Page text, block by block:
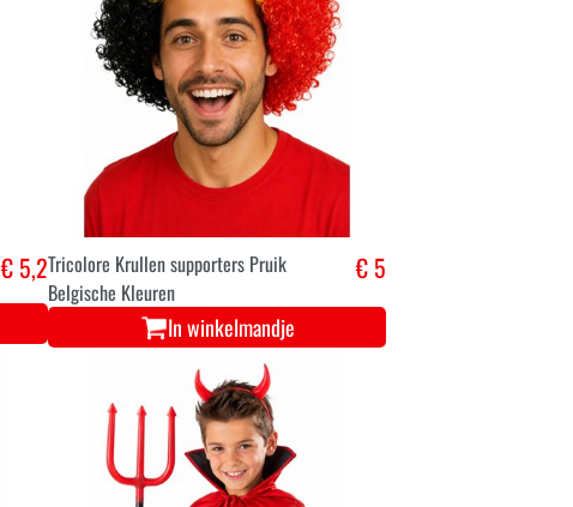
€ 5,2Tricolore Krullen supporters Pruik
Belgische Kleuren
€ 5
In winkelmandje